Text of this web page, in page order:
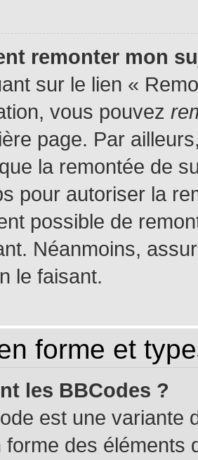
remonter mon
sur le lien «
vous pouvez
page. Par
la remontée de
pour autoriser la
possible de
Néanmoins,
le faisant.
forme et
les BBCodes ?
est une variante
forme des éléments